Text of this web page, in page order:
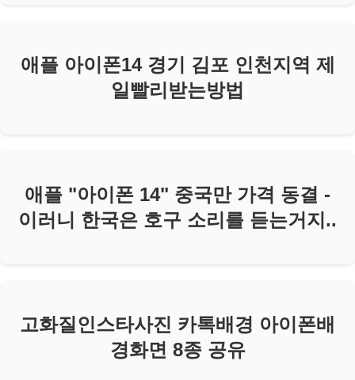
애플 아이폰14 경기 김포 인천지역 제
일빨리받는방법
애플 "아이폰 14" 중국만 가격 동결 -
이러니 한국은 호구 소리를 듣는거지..
고화질인스타사진 카톡배경 아이폰배
경화면 8종 공유